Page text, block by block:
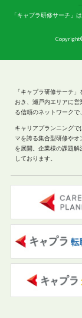
「キャプラ研修サーチ」
「キャプラ研修サーチ
おき、瀬戸内エリアに営
る信頼のネットワークで
キャリアプランニング
マを誇る集合型研修やオ
を展開。企業様の課題
しております。